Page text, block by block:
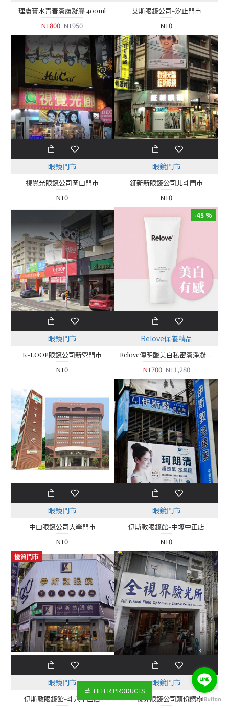
理膚寶水青春潔膚凝膠 400ml
NT800 NT950
艾斯眼鏡公司-汐止門市
NT0
眼鏡門市
視覺光眼鏡公司岡山門市
NT0
眼鏡門市
鉦新新眼鏡公司北斗門市
NT0
眼鏡門市
K-LOOP眼鏡公司新營門市
NT0
-45 %
Relove保養精品
Relove傳明酸美白私密潔淨凝露【120ml】
NT700 NT1,280
眼鏡門市
中山眼鏡公司大學門市
NT0
眼鏡門市
伊斯敦眼鏡館-中壢中正店
NT0
優質門市
眼鏡門市
伊斯敦眼鏡館-斗六中山店
眼鏡門市
全視界眼鏡公司頭份門市
FILTER PRODUCTS